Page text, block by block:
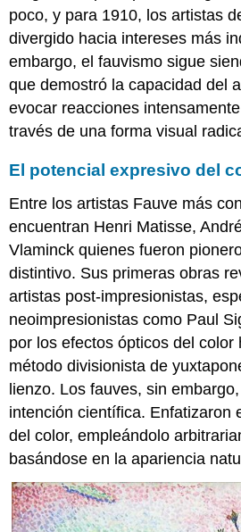
poco, y para 1910, los artistas
divergido hacia intereses más
embargo, el fauvismo sigue
que demostró la capacidad del
evocar reacciones
través de una forma visual
El potencial expresivo del
Entre los artistas Fauve más
encuentran Henri Matisse,
Vlaminck quienes fueron
distintivo. Sus primeras obras
artistas post-impresionistas,
neoimpresionistas como Paul
por los efectos ópticos del color
método divisionista de
lienzo. Los fauves, sin
intención científica. Enfatizaron
del color, empleándolo
basándose en la apariencia